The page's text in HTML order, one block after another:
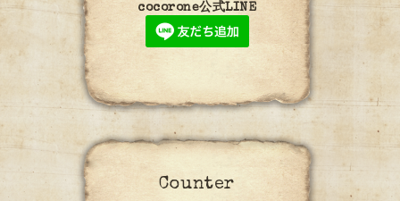
cocorone公式LINE
Counter